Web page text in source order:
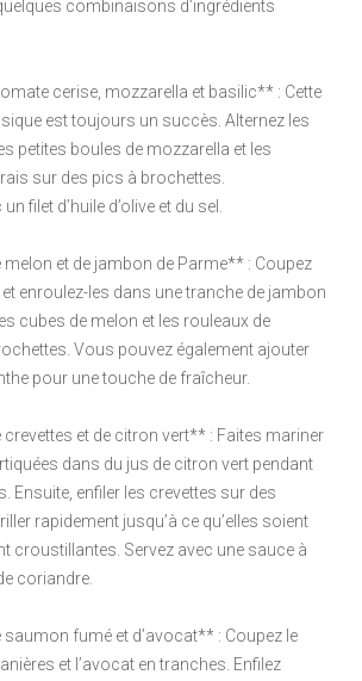
combinaisons d’ingrédients
cerise, mozzarella et basilic** : Cette
est toujours un succès. Alternez les
petites boules de mozzarella et les
sur des pics à brochettes.
filet d’huile d’olive et du sel.
et de jambon de Parme** : Coupez
enroulez-les dans une tranche de jambon
cubes de melon et les rouleaux de
Vous pouvez également ajouter
pour une touche de fraîcheur.
et de citron vert** : Faites mariner
dans du jus de citron vert pendant
Ensuite, enfiler les crevettes sur des
rapidement jusqu’à ce qu’elles soient
croustillantes. Servez avec une sauce à
coriandre.
fumé et d’avocat** : Coupez le
et l’avocat en tranches. Enfilez